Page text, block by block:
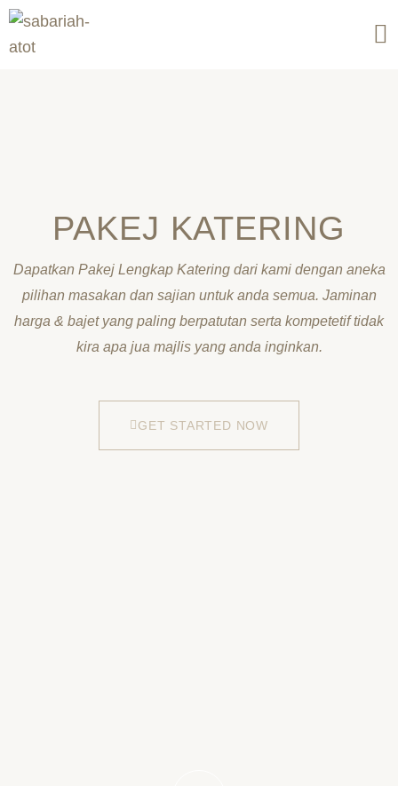
Skip
PAKEJ KATERING
Dapatkan Pakej Lengkap Katering dari kami dengan aneka
pilihan masakan dan sajian untuk anda semua. Jaminan
harga & bajet yang paling berpatutan serta kompetetif tidak
kira apa jua majlis yang anda inginkan.
GET STARTED NOW